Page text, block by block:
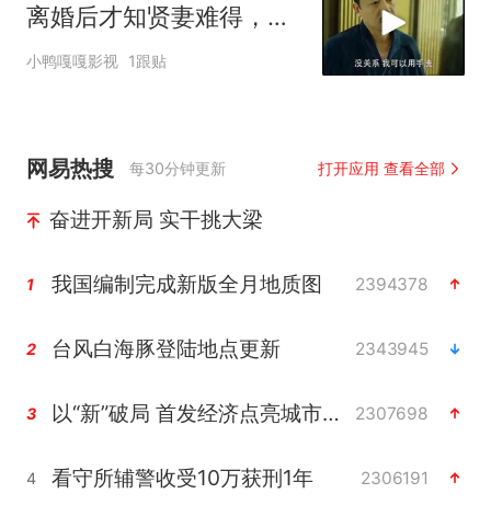
离婚后才知贤妻难得，秦
岚实力演绎
小鸭嘎嘎影视 1跟贴
网易热搜 每30分钟更新 打开应用 查看全部
奋进开新局 实干挑大梁
1 我国编制完成新版全月地质图 2394378
2 台风白海豚登陆地点更新 2343945
3 以“新”破局 首发经济点亮城市消费活力 2307698
4 看守所辅警收受10万获刑1年 2306191